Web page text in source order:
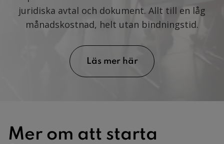
juridiska avtal och dokument. Allt till en låg
månadskostnad, helt utan bindningstid.
Läs mer här
Mer om att starta